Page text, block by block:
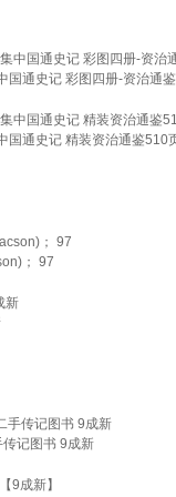
国通史记 彩图四册-资治通鉴
国通史记 精装资治通鉴510
； 97
记图书 9成新